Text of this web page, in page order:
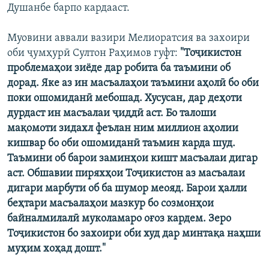
Душанбе барпо кардааст.
Муовини аввали вазири Мелиоратсия ва захоири
оби ҷумҳурӣ Султон Раҳимов гуфт: "Тоҷикистон
проблемаҳои зиёде дар робита ба таъмини об
дорад. Яке аз ин масъалаҳои таъмини аҳолӣ бо оби
поки ошомиданӣ мебошад. Хусусан, дар деҳоти
дурдаст ин масъалаи ҷиддӣ аст. Бо талоши
мақомоти зидахл феълан ним миллион аҳолии
кишвар бо оби ошомиданӣ таъмин карда шуд.
Таъмини об барои заминҳои кишт масъалаи дигар
аст. Обшавии пиряхҳои Тоҷикистон аз масъалаи
дигари марбути об ба шумор меояд. Барои ҳалли
беҳтари масъалаҳои мазкур бо созмонҳои
байналмилалӣ муколамаро оғоз кардем. Зеро
Тоҷикистон бо захоири оби худ дар минтақа наҳши
муҳим хоҳад дошт."